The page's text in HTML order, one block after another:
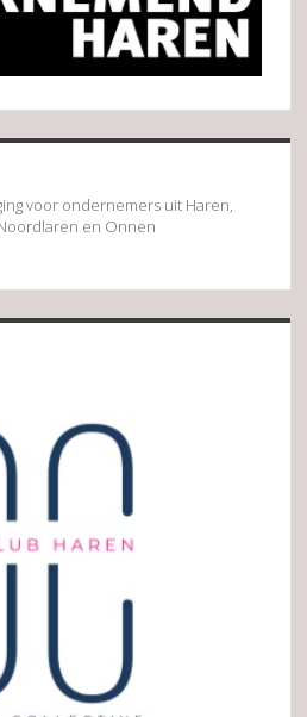
voor ondernemers uit Haren,
en Onnen